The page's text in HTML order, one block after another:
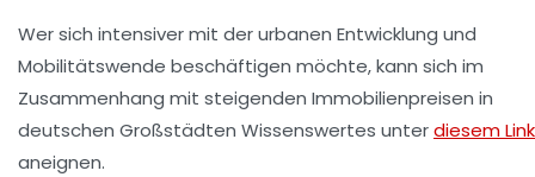
Wer sich intensiver mit der urbanen Entwicklung und
Mobilitätswende beschäftigen möchte, kann sich im
Zusammenhang mit steigenden Immobilienpreisen in
deutschen Großstädten Wissenswertes unterdiesem Link
aneignen.